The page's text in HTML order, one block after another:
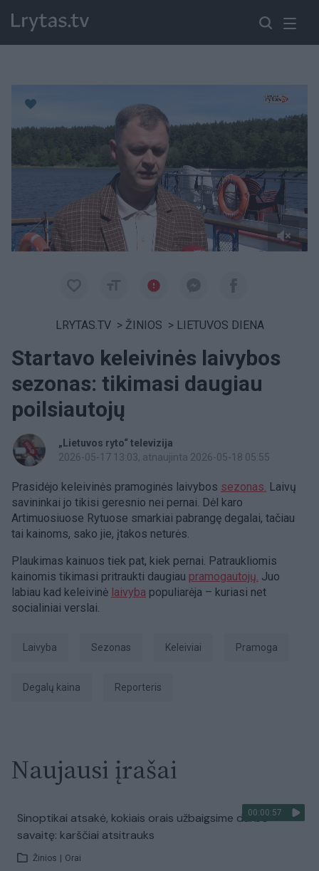
LRYTAS.TV > ŽINIOS > LIETUVOS DIENA
Startavo keleivinės laivybos
sezonas: tikimasi daugiau
poilsiautojų
„Lietuvos ryto“ televizija
2026-05-17 13:03, atnaujinta 2026-05-18 05:55
Prasidėjo keleivinės pramoginės laivybos sezonas. Laivų
savininkai jo tikisi geresnio nei pernai. Dėl karo
Artimuosiuose Rytuose smarkiai pabrangę degalai, tačiau
tai kainoms, sako jie, įtakos neturės.
Plaukimas kainuos tiek pat, kiek pernai. Patraukliomis
kainomis tikimasi pritraukti daugiau pramogautojų. Juo
labiau kad keleivinė laivyba populiarėja – kuriasi net
socialiniai verslai.
laivyba sezonas keleiviai pramoga
Degalų kaina Reporteris
Naujausi įrašai
00:00:57
Sinoptikai atsakė, kokiais orais užbaigsime darbo
savaitę: karščiai atsitrauks
Žinios Orai